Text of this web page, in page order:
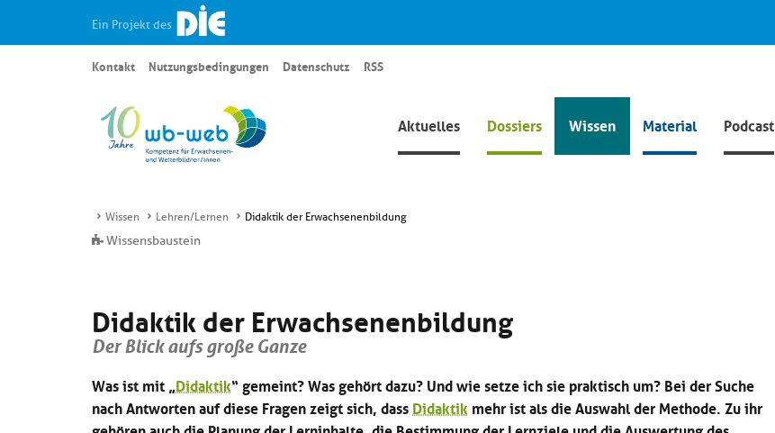
Ein Projekt des
Aktuelles Dossiers Wissen Material Podcast
Kontakt Nutzungsbedingungen Datenschutz RSS
Wissen Lehren/Lernen Didaktik der Erwachsenenbildung
Wissensbaustein
Didaktik der Erwachsenenbildung
Der Blick aufs große Ganze
Was ist mit „Didaktik“ gemeint? Was gehört dazu? Und wie setze ich sie praktisch um? Bei der Suche
nach Antworten auf diese Fragen zeigt sich, dassDidaktik mehr ist als die Auswahl der Methode. Zu ihr